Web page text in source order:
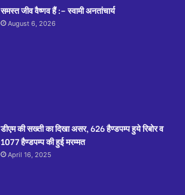
समस्त जीव वैष्णव हैं :– स्वामी अनतांचार्य
August 6, 2026
डीएम की सख्ती का दिखा असर, 626 हैण्डपम्प हुये रिबोर व
1077 हैण्डपम्प की हुई मरम्मत
April 16, 2025